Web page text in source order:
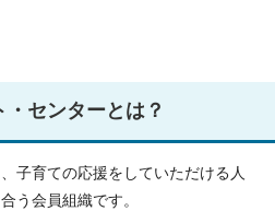
センターとは？
子育ての応援をしていただける人
う会員組織です。